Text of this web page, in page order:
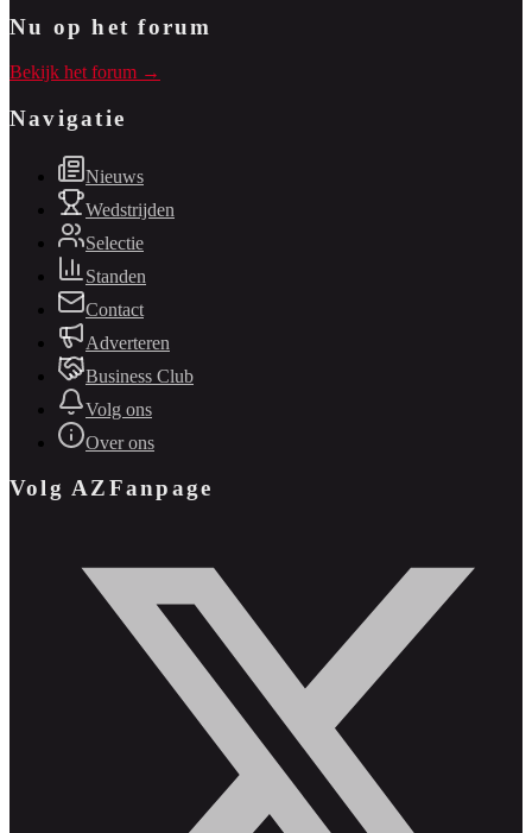
Nu op het forum
Bekijk het forum →
Navigatie
Nieuws
Wedstrijden
Selectie
Standen
Contact
Adverteren
Business Club
Volg ons
Over ons
Volg AZFanpage